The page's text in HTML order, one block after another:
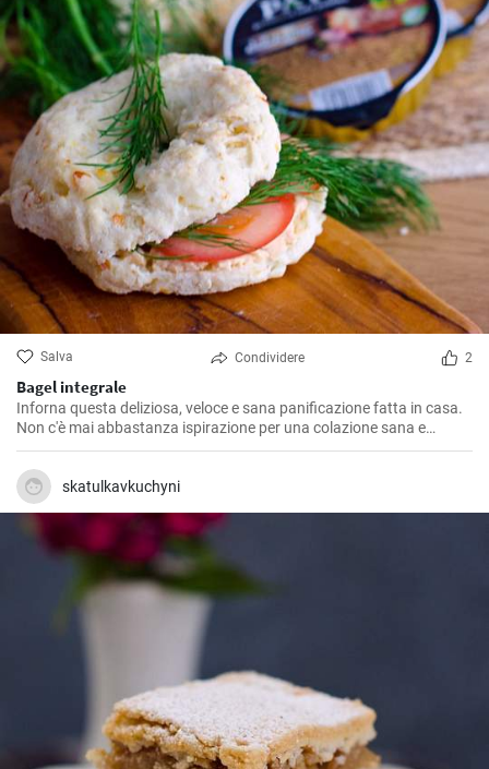
Salva Condividere 2
Bagel integrale
Inforna questa deliziosa, veloce e sana panificazione fatta in casa.
Non c'è mai abbastanza ispirazione per una colazione sana e
gustosa.
skatulkavkuchyni